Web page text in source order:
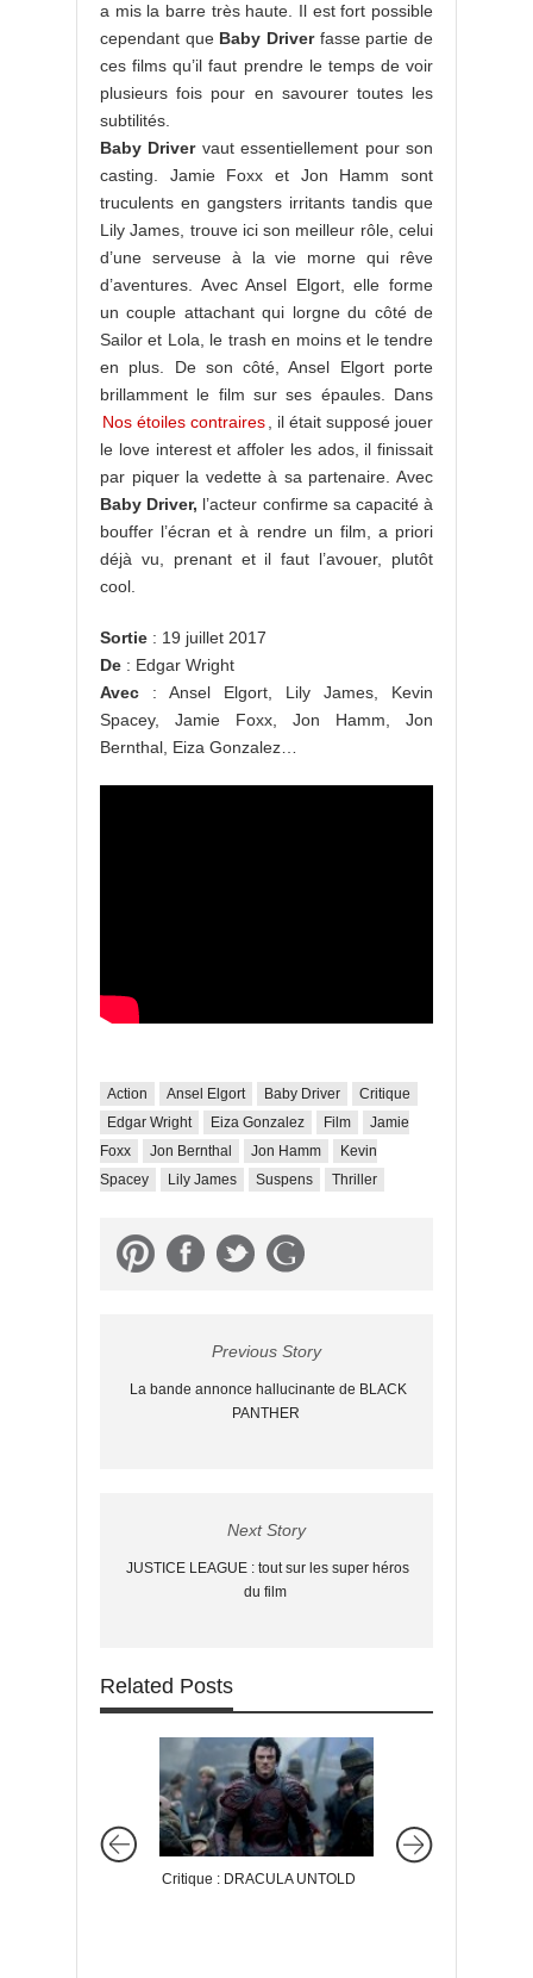
a mis la barre très haute. Il est fort possible
cependant que Baby Driverfasse partie de
ces films qu’il faut prendre le temps de voir
plusieurs fois pour en savourer toutes les
subtilités.
Baby Drivervaut essentiellement pour son
casting. Jamie Foxx et Jon Hamm sont
truculents en gangsters irritants tandis que
Lily James, trouve ici son meilleur rôle, celui
d’une serveuse à la vie morne qui rêve
d’aventures. Avec Ansel Elgort, elle forme
un couple attachant qui lorgne du côté de
Sailor et Lola, le trash en moins et le tendre
en plus. De son côté, Ansel Elgort porte
brillamment le film sur ses épaules. Dans
Nos étoiles contraires, il était supposé jouer
le love interest et affoler les ados, il finissait
par piquer la vedette à sa partenaire. Avec
Baby Driver, l’acteur confirme sa capacité à
bouffer l’écran et à rendre un film, a priori
déjà vu, prenant et il faut l’avouer, plutôt
cool.
Sortie : 19 juillet 2017
De : Edgar Wright
Avec : Ansel Elgort, Lily James, Kevin
Spacey, Jamie Foxx, Jon Hamm, Jon
Bernthal, Eiza Gonzalez…
Action Ansel Elgort Baby Driver
Critique
Edgar Wright
Eiza Gonzalez Film
Jamie
Foxx
Jon Bernthal Jon Hamm
Kevin
Spacey
Lily James Suspens Thriller
Previous Story
La bande annonce hallucinante de BLACK
PANTHER
Next Story
JUSTICE LEAGUE : tout sur les super héros
du film
Related Posts
Critique : DRACULA UNTOLD